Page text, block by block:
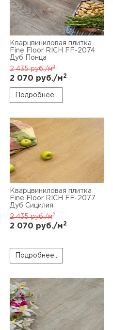
Кварцвиниловая плитка
Fine Floor RICH FF-2074
Дуб Понца
2 435руб./м2
2 070 руб./м2
Подробнее...
Кварцвиниловая плитка
Fine Floor RICH FF-2077
Дуб Сицилия
2 435руб./м2
2 070 руб./м2
Подробнее...